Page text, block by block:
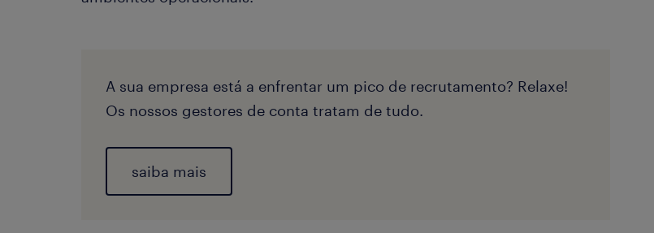
A sua empresa está a enfrentar um pico de recrutamento? Relaxe!
Os nossos gestores de conta tratam de tudo.
saiba mais